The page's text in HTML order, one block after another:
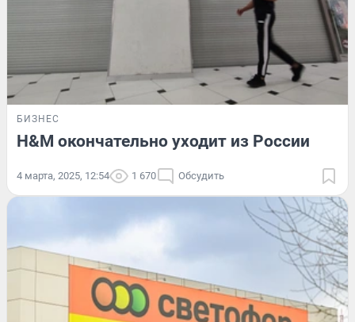
БИЗНЕС
H&M окончательно уходит из России
4 марта, 2025, 12:54 1 670 Обсудить